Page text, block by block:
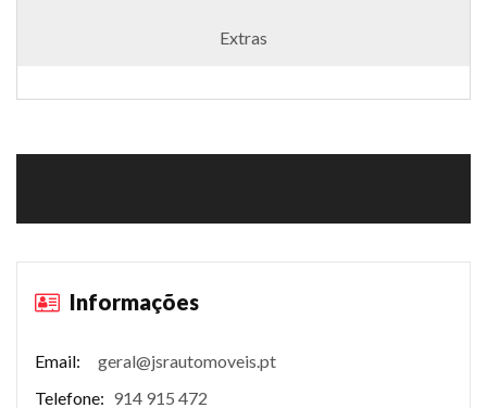
Extras
Informações
Email:
geral@jsrautomoveis.pt
Telefone: 914 915 472